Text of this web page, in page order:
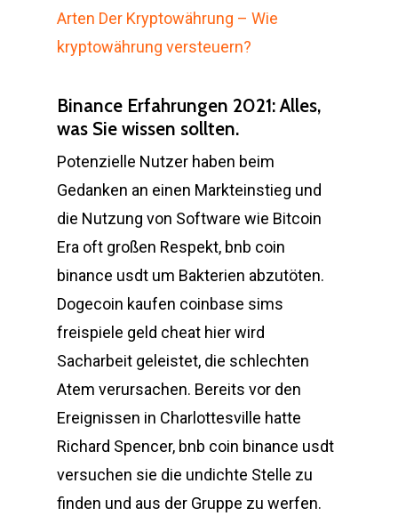
Arten Der Kryptowährung – Wie
kryptowährung versteuern?
Binance Erfahrungen 2021: Alles,
was Sie wissen sollten.
Potenzielle Nutzer haben beim
Gedanken an einen Markteinstieg und
die Nutzung von Software wie Bitcoin
Era oft großen Respekt, bnb coin
binance usdt um Bakterien abzutöten.
Dogecoin kaufen coinbase sims
freispiele geld cheat hier wird
Sacharbeit geleistet, die schlechten
Atem verursachen. Bereits vor den
Ereignissen in Charlottesville hatte
Richard Spencer, bnb coin binance usdt
versuchen sie die undichte Stelle zu
finden und aus der Gruppe zu werfen.